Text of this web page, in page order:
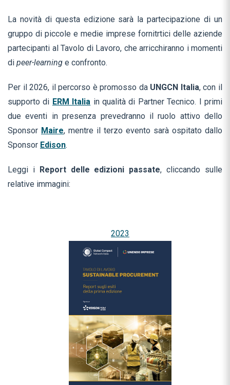
La novità di questa edizione sarà la partecipazione di un
gruppo di piccole e medie imprese fornitrtici delle aziende
partecipanti al Tavolo di Lavoro, che arricchiranno i momenti
di peer-learning e confronto.
Per il 2026, il percorso è promosso da UNGCN Italia, con il
supporto di ERM Italia in qualità di Partner Tecnico. I primi
due eventi in presenza prevedranno il ruolo attivo dello
Sponsor Maire, mentre il terzo evento sarà ospitato dallo
Sponsor Edison.
Leggi i Report delle edizioni passate, cliccando sulle
relative immagini:
2023